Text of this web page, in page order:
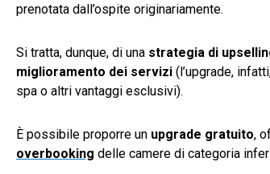
prenotata dall’ospite originariamente.
Si tratta, dunque, di una strategia di
miglioramento dei servizi (l’upgrade,
spa o altri vantaggi esclusivi).
È possibile proporre un upgrade gratuito,
overbooking delle camere di categoria